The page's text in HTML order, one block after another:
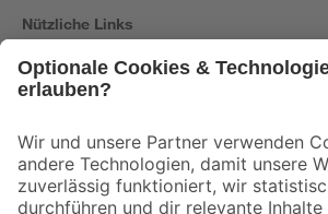
Nützliche Links
Der toom Newsletter: Keine Angebote und Aktionen
Zur Newsletter Anmeldung